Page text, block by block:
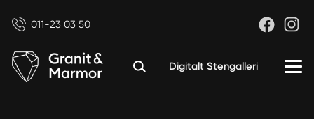
011-23 03 50
Digitalt Stengalleri